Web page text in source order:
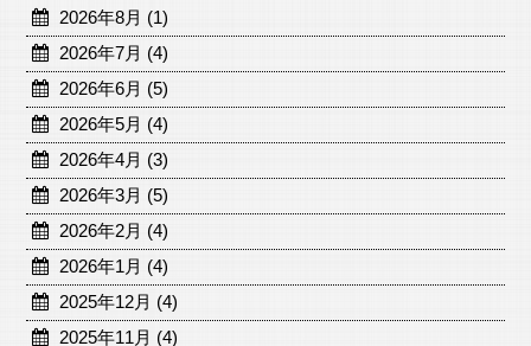
2026年8月 (1)
2026年7月 (4)
2026年6月 (5)
2026年5月 (4)
2026年4月 (3)
2026年3月 (5)
2026年2月 (4)
2026年1月 (4)
2025年12月 (4)
2025年11月 (4)